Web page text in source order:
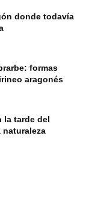
donde todavía
formas
aragonés
la tarde del